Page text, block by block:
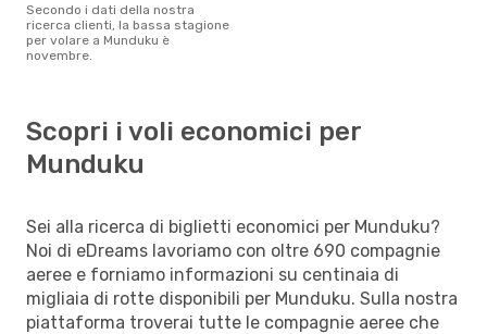
Secondo i dati della nostra
ricerca clienti, la bassa stagione
per volare a Munduku è
novembre.
Scopri i voli economici per
Munduku
Sei alla ricerca di biglietti economici per Munduku?
Noi di eDreams lavoriamo con oltre 690 compagnie
aeree e forniamo informazioni su centinaia di
migliaia di rotte disponibili per Munduku. Sulla nostra
piattaforma troverai tutte le compagnie aeree che